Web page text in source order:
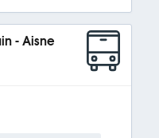
- Aisne